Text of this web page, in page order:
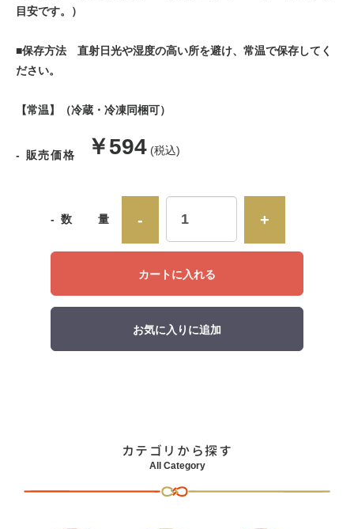
目安です。）
■保存方法 直射日光や湿度の高い所を避け、常温で保存してく
ださい。
【常温】（冷蔵・冷凍同梱可）
- 販売価格
販
価
￥594 (税込)
- 数 量 - +
カートに入れる
お気に入りに追加
カテゴリから探す
All Category